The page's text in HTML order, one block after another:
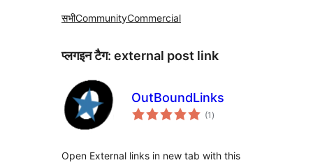
सभीCommunityCommercial
प्लगइन टैग: external post link
OutBoundLinks
(1 कुल
दर)
Open External links in new tab with this